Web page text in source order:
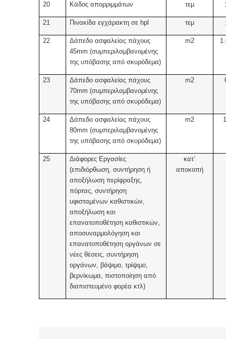
20 Κάδος απορριμμάτων τεμ
21 Πινακίδα εγχάρακτη σε hpl τεμ
22
Δάπεδο ασφαλείας πάχους
45mm (συμπεριλαμβανομένης
της υπόβασης από σκυρόδεμα)
m2
23
Δάπεδο ασφαλείας πάχους
70mm (συμπεριλαμβανομένης
της υπόβασης από σκυρόδεμα)
m2
24
Δάπεδο ασφαλείας πάχους
80mm (συμπεριλαμβανομένης
της υπόβασης από σκυρόδεμα)
m2
25
Διάφορες Εργασίες
(επιδιόρθωση, συντήρηση ή
αποξήλωση περίφραξης,
πόρτας, συντήρηση
υφισταμένων καθιστικών,
αποξήλωση και
επανατοποθέτηση καθιστικών,
αποσυναρμολόγηση και
επανατοποθέτηση οργάνων σε
νέες θέσεις, συντήρηση
οργάνων, βάψιμο, τρίψιμο,
βερνίκωμα, πιστοποίηση από
διαπιστευμένο φορέα κτλ)
κατ’
αποκοπή